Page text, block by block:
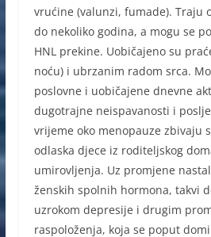
vrućine (valunzi, fumade). Traju
do nekoliko godina, a mogu se
HNL prekine. Uobičajeno su
noću) i ubrzanim radom srca.
poslovne i uobičajene dnevne
dugotrajne neispavanosti i
vrijeme oko menopauze zbivaju
odlaska djece iz roditeljskog
umirovljenja. Uz promjene
ženskih spolnih hormona, takvi
uzrokom depresije i drugim
raspoloženja, koja se poput